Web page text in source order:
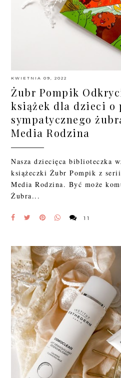
KWIETNIA 09, 2022
Żubr Pompik
książek dla dzieci o
sympatycznego
Media Rodzina
Nasza dziecięca biblioteczka
książeczki Żubr Pompik z
Media Rodzina. Być może
Żubra...
11